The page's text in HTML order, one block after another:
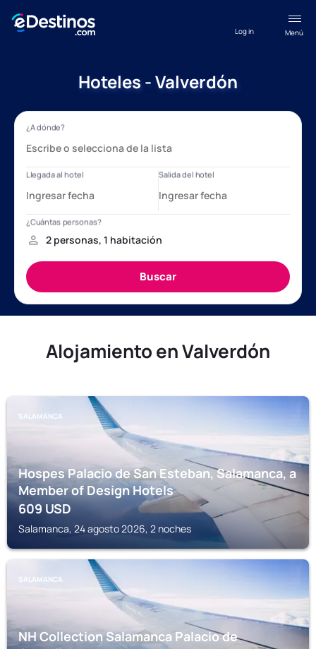
Menú
Log in
Hoteles - Valverdón
Alojamiento en Valverdón
SALAMANCA
Hospes Palacio de San Esteban, Salamanca, a
Member of Design Hotels
609USD
Salamanca, 24 agosto 2026, 2 noches
SALAMANCA
NH Collection Salamanca Palacio de